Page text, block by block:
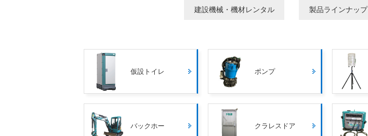
建設機械・機材レンタル 製品ラインナップ
仮設トイレ ポンプ
バックホー クラレスドア